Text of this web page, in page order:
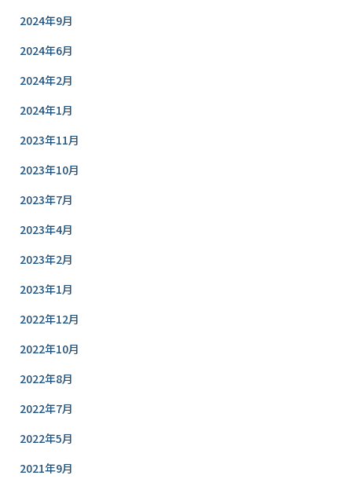
2024年9月
2024年6月
2024年2月
2024年1月
2023年11月
2023年10月
2023年7月
2023年4月
2023年2月
2023年1月
2022年12月
2022年10月
2022年8月
2022年7月
2022年5月
2021年9月